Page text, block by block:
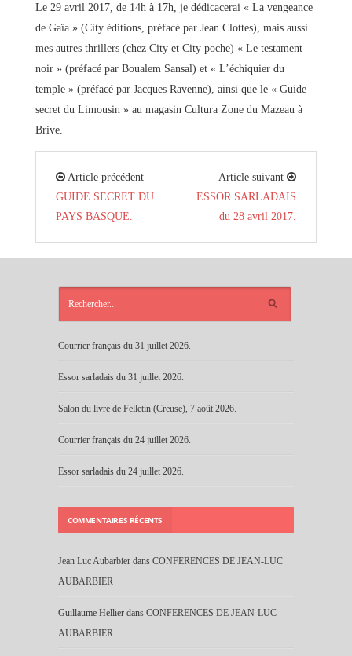
Le 29 avril 2017, de 14h à 17h, je dédicacerai « La vengeance
de Gaïa » (City éditions, préfacé par Jean Clottes), mais aussi
mes autres thrillers (chez City et City poche) « Le testament
noir » (préfacé par Boualem Sansal) et « L’échiquier du
temple » (préfacé par Jacques Ravenne), ainsi que le « Guide
secret du Limousin » au magasin Cultura Zone du Mazeau à
Brive.
Article précédent
GUIDE SECRET DU
PAYS BASQUE.
Article suivant
ESSOR SARLADAIS
du 28 avril 2017.
Courrier français du 31 juillet 2026.
Essor sarladais du 31 juillet 2026.
Salon du livre de Felletin (Creuse), 7 août 2026.
Courrier français du 24 juillet 2026.
Essor sarladais du 24 juillet 2026.
COMMENTAIRES RÉCENTS
Jean Luc Aubarbier dans CONFERENCES DE JEAN-LUC
AUBARBIER
Guillaume Hellier dans CONFERENCES DE JEAN-LUC
AUBARBIER